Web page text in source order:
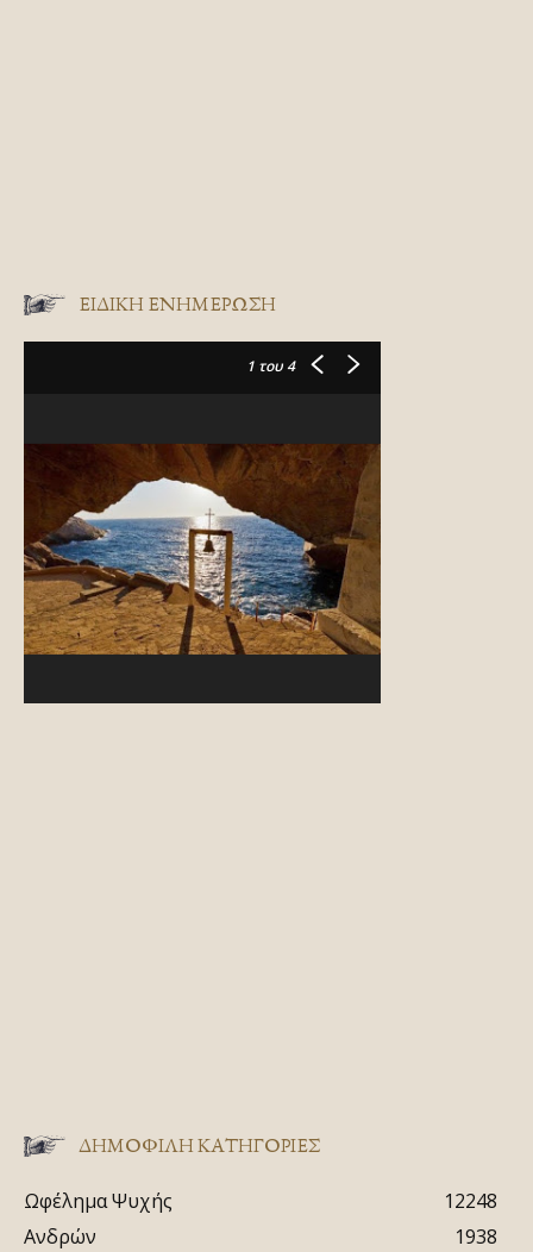
ΕΙΔΙΚΉ ΕΝΗΜΈΡΩΣΗ
1 του 4
ΔΗΜΟΦΙΛΗ ΚΑΤΗΓΟΡΙΕΣ
Ωφέλημα Ψυχής
12248
Ανδρών
1938